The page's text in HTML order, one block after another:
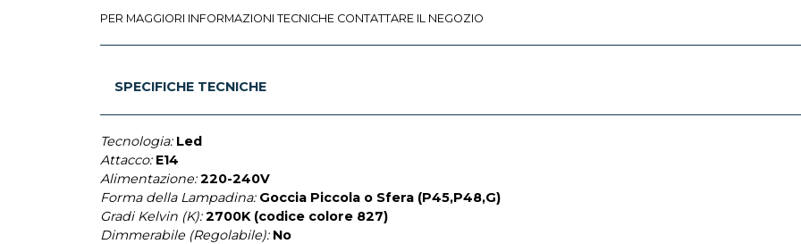
PER MAGGIORI INFORMAZIONI TECNICHE CONTATTARE IL NEGOZIO
SPECIFICHE TECNICHE
Tecnologia: Led
Attacco: E14
Alimentazione: 220-240V
Forma della Lampadina: Goccia Piccola o Sfera (P45,P48,G)
Gradi Kelvin (K): 2700K (codice colore 827)
Dimmerabile (Regolabile): No